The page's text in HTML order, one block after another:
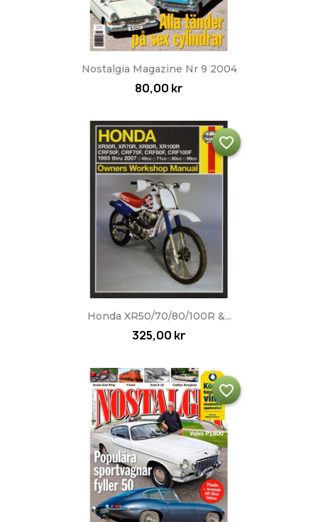
Nostalgia Magazine Nr 9 2004
80,00 kr
Honda XR50/70/80/100R &...
325,00 kr
favorite_border
favorite_border